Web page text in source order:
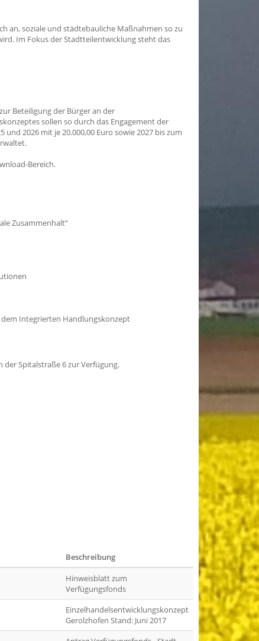
an, soziale und städtebauliche Maßnahmen so zu
Im Fokus der Stadtteilentwicklung steht das
Beteiligung der Bürger an der
sollen so durch das Engagement der
2026 mit je 20.000,00 Euro sowie 2027 bis zum
Bereich.
Zusammenhalt“
aus dem Integrierten Handlungskonzept
Spitalstraße 6 zur Verfügung.
Beschreibung
Hinweisblatt zum
Verfügungsfonds
Einzelhandelsentwicklungskonzept
Gerolzhofen Stand: Juni 2017